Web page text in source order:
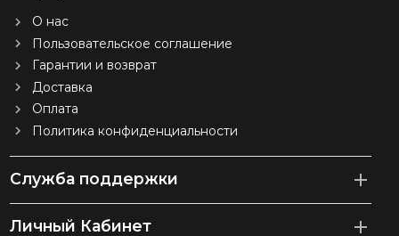
О нас
Пользовательское соглашение
Гарантии и возврат
Доставка
Оплата
Политика конфиденциальности
Служба поддержки
Личный Кабинет